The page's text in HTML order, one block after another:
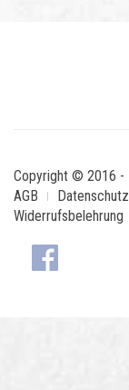
Copyright © 2016 -
AGB
Widerrufsbelehrung